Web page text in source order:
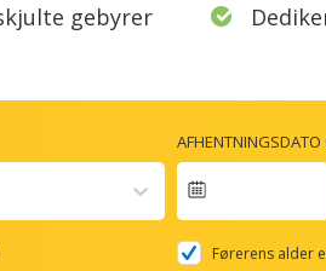
gebyrer
to
Førerens alder